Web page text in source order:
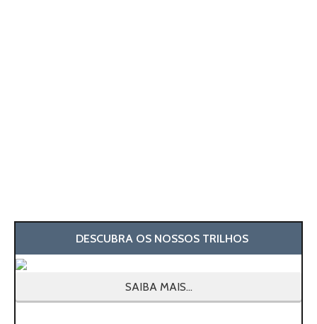
DESCUBRA OS NOSSOS TRILHOS
SAIBA MAIS...